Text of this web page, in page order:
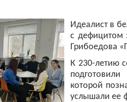
Идеалист в
с дефицитом
Грибоедова
К 230-летию
которой
услышали ее